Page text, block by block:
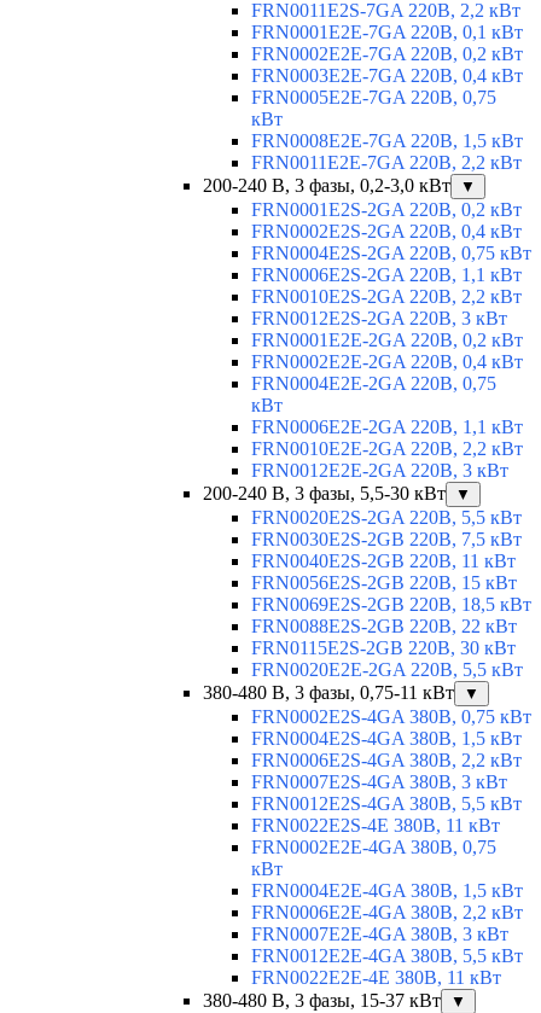
FRN0011E2S-7GA 220В, 2,2 кВт
FRN0001E2E-7GA 220В, 0,1 кВт
FRN0002E2E-7GA 220В, 0,2 кВт
FRN0003E2E-7GA 220В, 0,4 кВт
FRN0005E2E-7GA 220В, 0,75
кВт
FRN0008E2E-7GA 220В, 1,5 кВт
FRN0011E2E-7GA 220В, 2,2 кВт
200-240 В, 3 фазы, 0,2-3,0 кВт
▼
FRN0001E2S-2GA 220В, 0,2 кВт
FRN0002E2S-2GA 220В, 0,4 кВт
FRN0004E2S-2GA 220В, 0,75 кВт
FRN0006E2S-2GA 220В, 1,1 кВт
FRN0010E2S-2GA 220В, 2,2 кВт
FRN0012E2S-2GA 220В, 3 кВт
FRN0001E2E-2GA 220В, 0,2 кВт
FRN0002E2E-2GA 220В, 0,4 кВт
FRN0004E2E-2GA 220В, 0,75
кВт
FRN0006E2E-2GA 220В, 1,1 кВт
FRN0010E2E-2GA 220В, 2,2 кВт
FRN0012E2E-2GA 220В, 3 кВт
200-240 В, 3 фазы, 5,5-30 кВт
▼
FRN0020E2S-2GA 220В, 5,5 кВт
FRN0030E2S-2GB 220В, 7,5 кВт
FRN0040E2S-2GB 220В, 11 кВт
FRN0056E2S-2GB 220В, 15 кВт
FRN0069E2S-2GB 220В, 18,5 кВт
FRN0088E2S-2GB 220В, 22 кВт
FRN0115E2S-2GB 220В, 30 кВт
FRN0020E2E-2GA 220В, 5,5 кВт
380-480 В, 3 фазы, 0,75-11 кВт
▼
FRN0002E2S-4GA 380В, 0,75 кВт
FRN0004E2S-4GA 380В, 1,5 кВт
FRN0006E2S-4GA 380В, 2,2 кВт
FRN0007E2S-4GA 380В, 3 кВт
FRN0012E2S-4GA 380В, 5,5 кВт
FRN0022E2S-4E 380В, 11 кВт
FRN0002E2E-4GA 380В, 0,75
кВт
FRN0004E2E-4GA 380В, 1,5 кВт
FRN0006E2E-4GA 380В, 2,2 кВт
FRN0007E2E-4GA 380В, 3 кВт
FRN0012E2E-4GA 380В, 5,5 кВт
FRN0022E2E-4E 380В, 11 кВт
380-480 В, 3 фазы, 15-37 кВт
▼